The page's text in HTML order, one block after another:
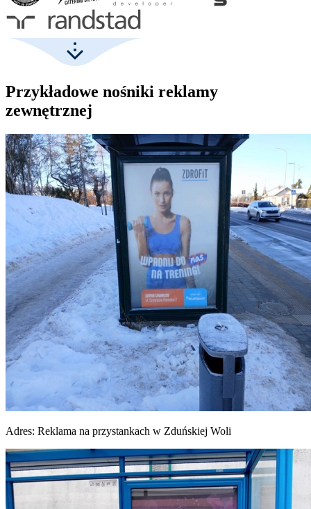
Przykładowe nośniki reklamy
zewnętrznej
Adres: Reklama na przystankach w Zduńskiej Woli